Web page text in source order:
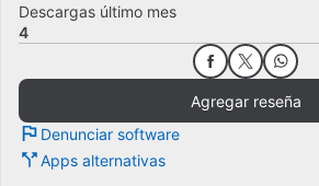
Descargas último mes
4
Agregar reseña
Denunciar software
Apps alternativas